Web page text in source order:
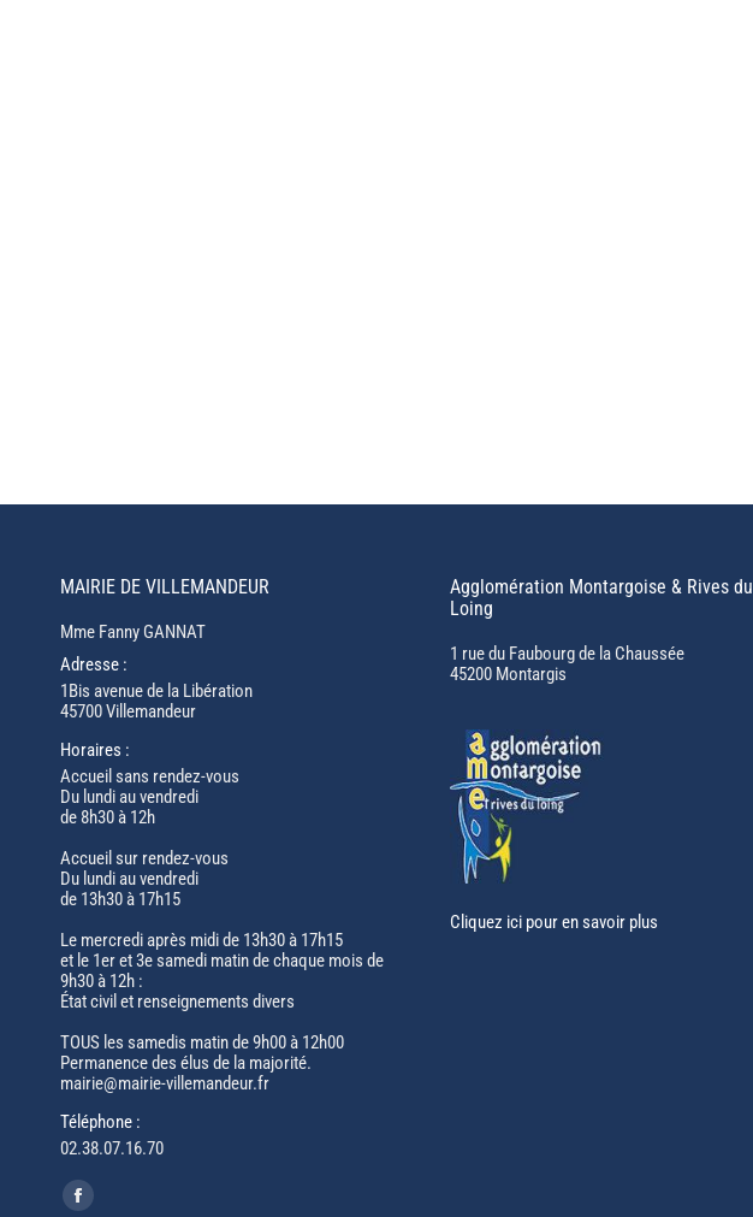
MAIRIE DE VILLEMANDEUR
Mme Fanny GANNAT
Adresse :
1Bis avenue de la Libération
45700 Villemandeur
Horaires :
Accueil sans rendez-vous
Du lundi au vendredi
de 8h30 à 12h
Accueil sur rendez-vous
Du lundi au vendredi
de 13h30 à 17h15
Le mercredi après midi de 13h30 à 17h15
et le 1er et 3e samedi matin de chaque mois de
9h30 à 12h :
État civil et renseignements divers
TOUS les samedis matin de 9h00 à 12h00
Permanence des élus de la majorité.
mairie@mairie-villemandeur.fr
Téléphone :
02.38.07.16.70
Trouvez nous sur :
Facebook
Agglomération Montargoise & Rives du
Loing
1 rue du Faubourg de la Chaussée
45200 Montargis
Cliquez ici pour en savoir plus